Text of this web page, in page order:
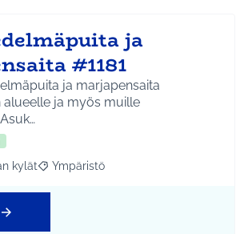
ja
#1181
ja marjapensaita
alueelle ja myös muille
mukaan: Etelä-Tuusulan kylät
kylät Rajaa tulokset teeman mukaan:
Ympäristö